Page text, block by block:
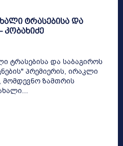
ტრასებისა და
კობახიძე
ტრასებისა და საბაგიროს
პრემიერის, ირაკლი
მომდევნო ზამთრის